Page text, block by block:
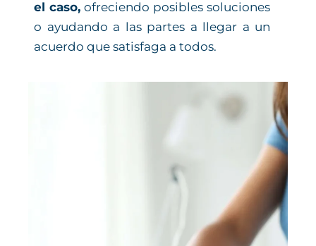
el caso, ofreciendo posibles soluciones
o ayudando a las partes a llegar a un
acuerdo que satisfaga a todos.